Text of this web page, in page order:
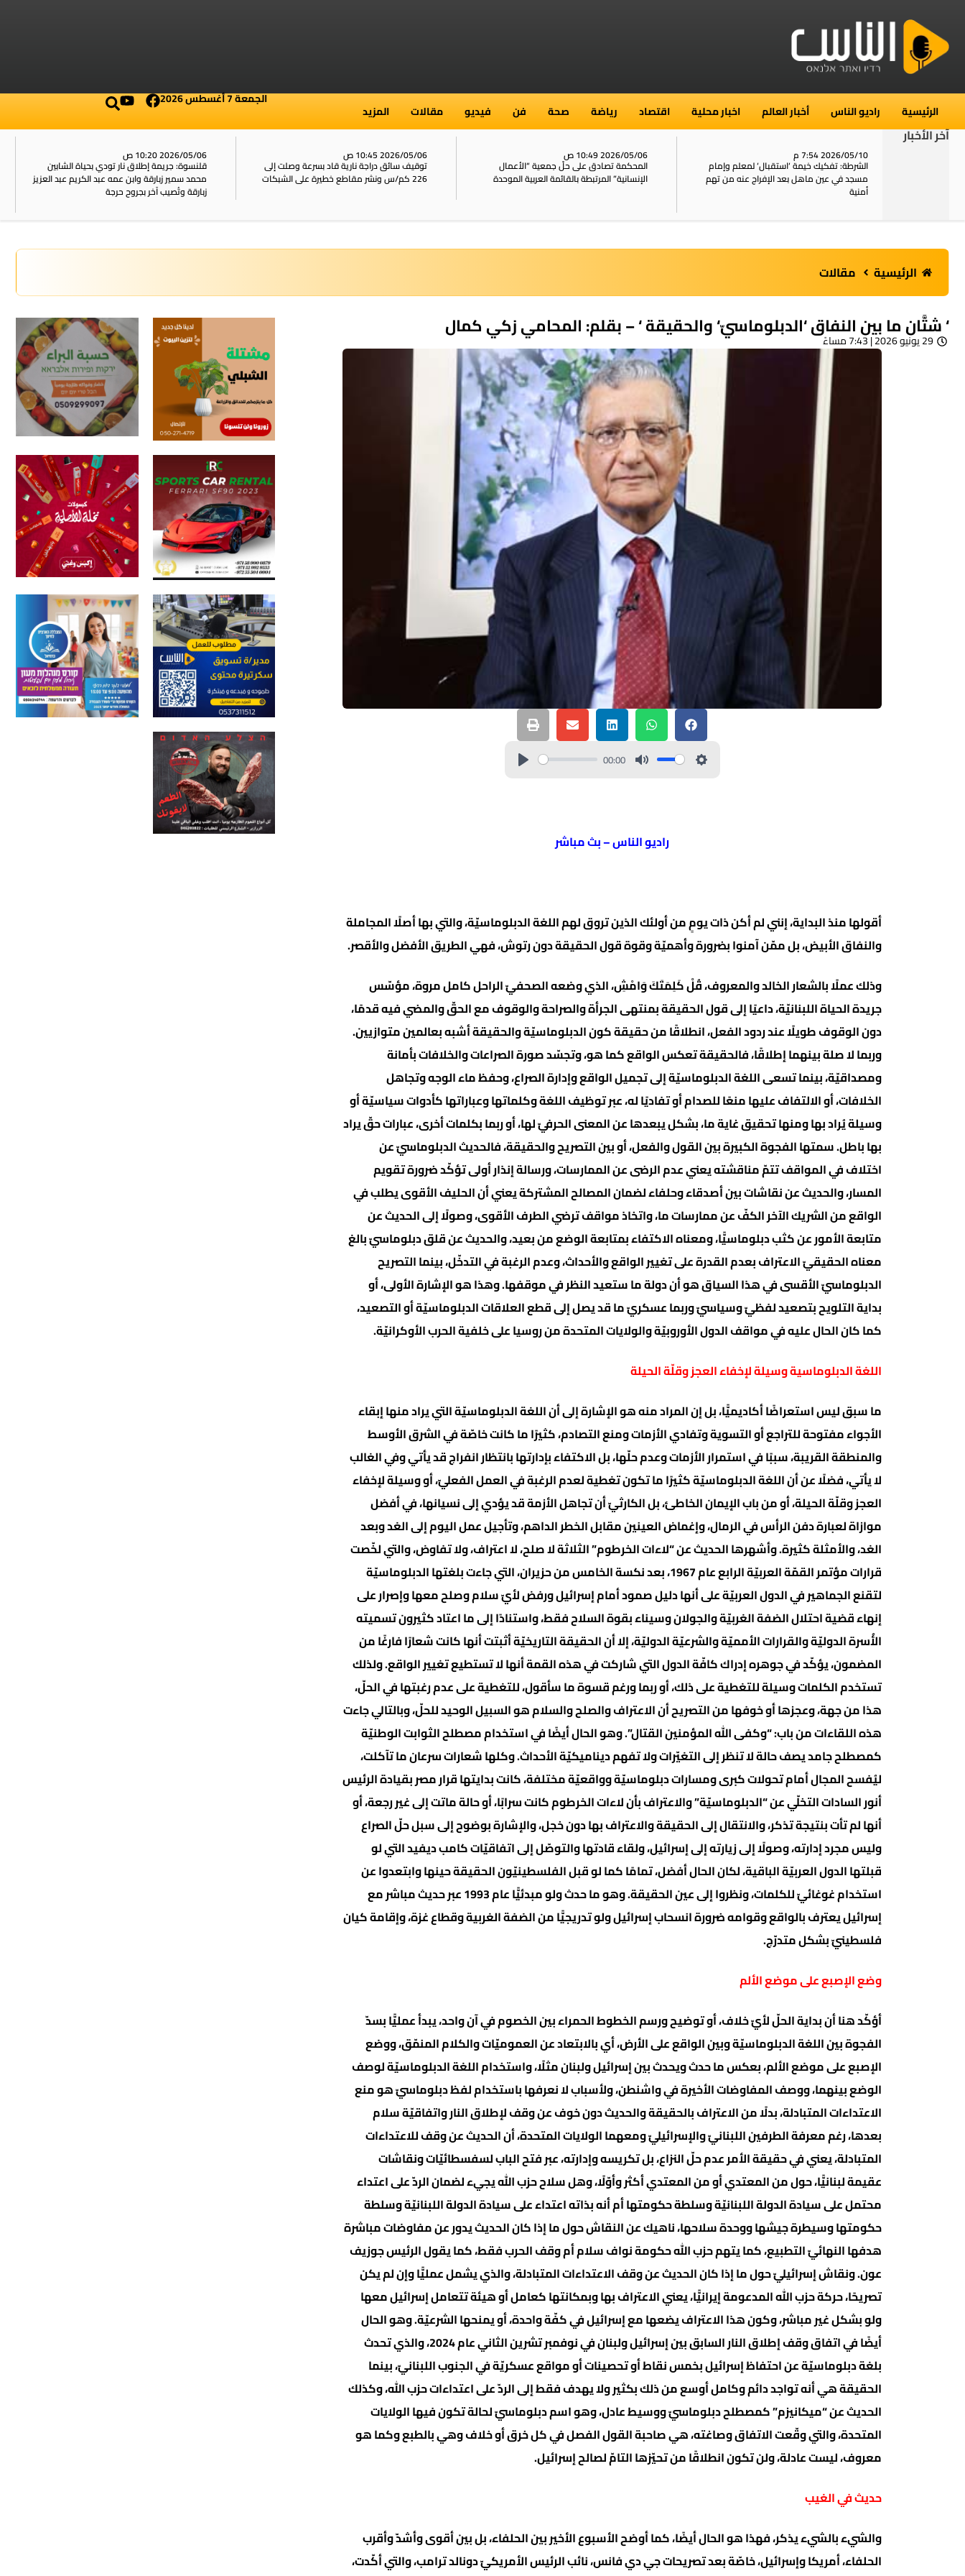
الرئيسية راديو الناس أخبار العالم اخبار محلية اقتصاد رياضة صحة فن فيديو مقالات المزيد
الجمعة 7 أغسطس 2026
آخر الأخبار
2026/05/10 7:54 م
الشرطة: تفكيك خيمة ‘استقبال‘ لمعلم وإمام
مسجد في عين ماهل بعد الإفراج عنه من تهم
أمنية
2026/05/06 10:49 ص
المحكمة تصادق على حلّ جمعية “الأعمال
الإنسانية” المرتبطة بالقائمة العربية الموحدة
2026/05/06 10:45 ص
توقيف سائق دراجة نارية قاد بسرعة وصلت إلى
226 كم/س ونشر مقاطع خطيرة على الشبكات
2026/05/06 10:20 ص
قلنسوة: جريمة إطلاق نار تودي بحياة الشابين
محمد سمير زبارقة وابن عمه عبد الكريم عبد العزيز
زبارقة وتُصيب آخر بجروح حرجة
الرئيسية مقالات
‘ شتَّان ما بين النفاق ‘الدبلوماسيّ‘ والحقيقة ‘ – بقلم: المحامي زكي كمال
29 يونيو 2026 | 7:43 مساءً
00:00
راديو الناس – بث مباشر
أقولها منذ البداية، إنني لم أكن ذات يومٍ من أولئك الذين تروق لهم اللغة الدبلوماسيّة، والتي بها أصلًا المجاملة
والنفاق الأبيض، بل ممّن آمنوا بضرورة وأهميّة وقوة قول الحقيقة دون رتوش، فهي الطريق الأفضل والأقصر.
وذلك عملًا بالشعار الخالد والمعروف، قُلْ كَلِمَتَكَ وَامْشِ، الذي وضعه الصحفيّ الراحل كامل مروة، مؤسّس
جريدة الحياة اللبنانيّة، داعيًا إلى قول الحقيقة بمنتهى الجرأة والصراحة والوقوف مع الحقّ والمضي فيه قدمًا،
دون الوقوف طويلًا عند ردود الفعل، انطلاقًا من حقيقة كون الدبلوماسيّة والحقيقة أشبه بعالمين متوازيين.
وربما لا صلة بينهما إطلاقًا، فالحقيقة تعكس الواقع كما هو، وتجسّد صورة الصراعات والخلافات بأمانة
ومصداقيّة، بينما تسعى اللغة الدبلوماسيّة إلى تجميل الواقع وإدارة الصراع، وحفظ ماء الوجه وتجاهل
الخلافات، أو الالتفاف عليها منعًا للصدام أو تفاديًا له، عبر توظيف اللغة وكلماتها وعباراتها كأدوات سياسيّة أو
وسيلة يُراد بها ومنها تحقيق غاية ما، بشكل يبعدها عن المعنى الحرفيّ لها، أو ربما بكلمات أخرى، عبارات حقّ يراد
بها باطل. سمتها الفجوة الكبيرة بين القول والفعل، أو بين التصريح والحقيقة، فالحديث الدبلوماسيّ عن
اختلاف في المواقف تتمّ مناقشته يعني عدم الرضى عن الممارسات، ورسالة إنذار أولى تؤكّد ضرورة تقويم
المسار، والحديث عن نقاشات بين أصدقاء وحلفاء لضمان المصالح المشتركة يعني أن الحليف الأقوى يطلب في
الواقع من الشريك الآخر الكفّ عن ممارسات ما، واتخاذ مواقف ترضي الطرف الأقوى، وصولًا إلى الحديث عن
متابعة الأمور عن كثب دبلوماسيًّا، ومعناه الاكتفاء بمتابعة الوضع من بعيد، والحديث عن قلق دبلوماسيّ بالغ
معناه الحقيقيّ الاعتراف بعدم القدرة على تغيير الواقع والأحداث، وعدم الرغبة في التدخّل، بينما التصريح
الدبلوماسيّ الأقسى في هذا السياق هو أن دولة ما ستعيد النظر في موقفها. وهذا هو الإشارة الأولى، أو
بداية التلويح بتصعيد لفظيّ وسياسيّ وربما عسكريّ ما قد يصل إلى قطع العلاقات الدبلوماسيّة أو التصعيد،
كما كان الحال عليه في مواقف الدول الأوروبيّة والولايات المتحدة من روسيا على خلفية الحرب الأوكرانيّة.
اللغة الدبلوماسية وسيلة لإخفاء العجز وقلّة الحيلة
ما سبق ليس استعراضًا أكاديميًّا، بل إن المراد منه هو الإشارة إلى أن اللغة الدبلوماسيّة التي يراد منها إبقاء
الأجواء مفتوحة للتراجع أو التسوية وتفادي الأزمات ومنع التصادم، كثيرًا ما كانت خاصّة في الشرق الأوسط
والمنطقة القريبة، سببًا في استمرار الأزمات وعدم حلّها، بل الاكتفاء بإدارتها بانتظار انفراج قد يأتي وفي الغالب
لا يأتي، فضلًا عن أن اللغة الدبلوماسيّة كثيرًا ما تكون تغطية لعدم الرغبة في العمل الفعليّ، أو وسيلة لإخفاء
العجز وقلّة الحيلة، أو من باب الإيمان الخاطئ، بل الكارثيّ أن تجاهل الأزمة قد يؤدي إلى نسيانها، في أفضل
موازاة لعبارة دفن الرأس في الرمال، وإغماض العينين مقابل الخطر الداهم، وتأجيل عمل اليوم إلى الغد وبعد
الغد، والأمثلة كثيرة. وأشهرها الحديث عن “لاءات الخرطوم” الثلاثة لا صلح، لا اعتراف، ولا تفاوض، والتي لخّصت
قرارات مؤتمر القمّة العربيّة الرابع عام 1967، بعد نكسة الخامس من حزيران، التي جاءت بلغتها الدبلوماسيّة
لتقنع الجماهير في الدول العربيّة على أنها دليل صمود أمام إسرائيل ورفض لأيّ سلام وصلح معها وإصرار على
إنهاء قضية احتلال الضفة الغربيّة والجولان وسيناء بقوة السلاح فقط، واستنادًا إلى ما اعتاد كثيرون تسميته
الأُسرة الدوليّة والقرارات الأمميّة والشرعيّة الدوليّة، إلا أن الحقيقة التاريخيّة أثبتت أنها كانت شعارًا فارغًا من
المضمون، يؤكّد في جوهره إدراك كافّة الدول التي شاركت في هذه القمة أنها لا تستطيع تغيير الواقع. ولذلك
تستخدم الكلمات وسيلة للتغطية على ذلك، أو ربما ورغم قسوة ما سأقول، للتغطية على عدم رغبتها في الحلّ،
هذا من جهة، وعجزها أو خوفها من التصريح أن الاعتراف والصلح والسلام هو السبيل الوحيد للحلّ، وبالتالي جاءت
هذه اللقاءات من باب: “وكفى الله المؤمنين القتال”. وهو الحال أيضًا في استخدام مصطلح الثوابت الوطنيّة
كمصطلح جامد يصف حالة لا تنظر إلى التغيّرات ولا تفهم ديناميكيّة الأحداث. وكلها شعارات سرعان ما تآكلت،
ليُفسح المجال أمام تحولات كبرى ومسارات دبلوماسيّة وواقعيّة مختلفة، كانت بدايتها قرار مصر بقيادة الرئيس
أنور السادات التخلّي عن “الدبلوماسيّة” والاعتراف بأن لاءات الخرطوم كانت سرابًا، أو حالة ماتت إلى غير رجعة، أو
أنها لم تأت بنتيجة تذكر، والانتقال إلى الحقيقة والاعتراف بها دون خجل، والإشارة بوضوح إلى سبل حلّ الصراع
وليس مجرد إدارته، وصولًا إلى زيارته إلى إسرائيل، ولقاء قادتها والتوصّل إلى اتفاقيّات كامب ديفيد التي لو
قبلتها الدول العربيّة الباقية، لكان الحال أفضل، تمامًا كما لو قبل الفلسطينيّون الحقيقة حينها وابتعدوا عن
استخدام غوغائيّ للكلمات، ونظروا إلى عين الحقيقة. وهو ما حدث ولو مبدئيًّا عام 1993 عبر حديث مباشر مع
إسرائيل يعترف بالواقع وقوامه ضرورة انسحاب إسرائيل ولو تدريجيًّا من الضفة الغربية وقطاع غزة، وإقامة كيان
فلسطينيّ بشكل متدرّج.
وضع الإصبع على موضع الألم
أؤكّد هنا أن بداية الحلّ لأيّ خلاف، أو توضيح ورسم الخطوط الحمراء بين الخصوم في آن واحد، يبدأ عمليًّا بسدّ
الفجوة بين اللغة الدبلوماسيّة وبين الواقع على الأرض، أي بالابتعاد عن العموميّات والكلام المنمّق، ووضع
الإصبع على موضع الألم، بعكس ما حدث ويحدث بين إسرائيل ولبنان مثلًا، واستخدام اللغة الدبلوماسيّة لوصف
الوضع بينهما، ووصف المفاوضات الأخيرة في واشنطن، ولأسباب لا نعرفها باستخدام لفظ دبلوماسيّ هو منع
الاعتداءات المتبادلة، بدلًا من الاعتراف بالحقيقة والحديث دون خوف عن وقف لإطلاق النار واتفاقيّة سلام
بعدها، رغم معرفة الطرفين اللبنانيّ والإسرائيليّ ومعهما الولايات المتحدة، أن الحديث عن وقف للاعتداءات
المتبادلة، يعني في حقيقة الأمر عدم حلّ النزاع، بل تكريسه وإدارته، عبر فتح الباب لسفسطائيّات ونقاشات
عقيمة لبنانيًّا، حول من المعتدي أو من المعتدي أكثر وأوّلًا، وهل سلاح حزب الله يجيء لضمان الردّ على اعتداء
محتمل على سيادة الدولة اللبنانيّة وسلطة حكومتها أم أنه بذاته اعتداء على سيادة الدولة اللبنانيّة وسلطة
حكومتها وسيطرة جيشها ووحدة سلاحها، ناهيك عن النقاش حول ما إذا كان الحديث يدور عن مفاوضات مباشرة
هدفها النهائيّ التطبيع، كما يتهم حزب الله حكومة نواف سلام أم وقف الحرب فقط، كما يقول الرئيس جوزيف
عون. ونقاش إسرائيليّ حول ما إذا كان الحديث عن وقف الاعتداءات المتبادلة، والذي يشمل عمليًّا وإن لم يكن
تصريحًا، حركة حزب الله المدعومة إيرانيًّا، يعني الاعتراف بها وبمكانتها كعامل أو هيئة تتعامل إسرائيل معها
ولو بشكل غير مباشر، وكون هذا الاعتراف يضعها مع إسرائيل في كفّة واحدة، أو يمنحها الشرعيّة. وهو الحال
أيضًا في اتفاق وقف إطلاق النار السابق بين إسرائيل ولبنان في نوفمبر تشرين الثاني عام 2024، والذي تحدث
بلغة دبلوماسيّة عن احتفاظ إسرائيل بخمس نقاط أو تحصينات أو مواقع عسكريّة في الجنوب اللبنانيّ، بينما
الحقيقة هي أنه تواجد دائم وكامل أوسع من ذلك بكثير ولا يهدف فقط إلى الردّ على اعتداءات حزب الله، وكذلك
الحديث عن “ميكانيزم” كمصطلح دبلوماسيّ ووسيط عادل، وهو اسم دبلوماسيّ لحالة تكون فيها الولايات
المتحدة، والتي وقّعت الاتفاق وصاغته، هي صاحبة القول الفصل في كل خرق أو خلاف وهي بالطبع وكما هو
معروف، ليست عادلة، ولن تكون انطلاقًا من تحيّزها التامّ لصالح إسرائيل.
حديث في الغيب
والشيء بالشيء يذكر، فهذا هو الحال أيضًا، كما أوضح الأسبوع الأخير بين الحلفاء، بل بين أقوى وأشدّ وأقرب
الحلفاء، أمريكا وإسرائيل، خاصّة بعد تصريحات جي دي فانس، نائب الرئيس الأمريكيّ دونالد ترامب، والتي أكّدت،